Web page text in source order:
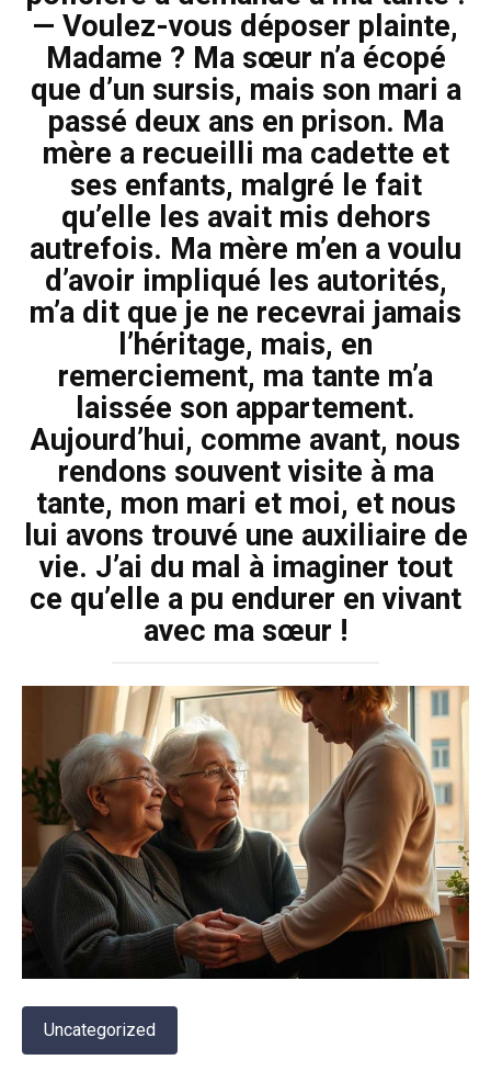
— Voulez-vous déposer plainte,
Madame ? Ma sœur n’a écopé
que d’un sursis, mais son mari a
passé deux ans en prison. Ma
mère a recueilli ma cadette et
ses enfants, malgré le fait
qu’elle les avait mis dehors
autrefois. Ma mère m’en a voulu
d’avoir impliqué les autorités,
m’a dit que je ne recevrai jamais
l’héritage, mais, en
remerciement, ma tante m’a
laissée son appartement.
Aujourd’hui, comme avant, nous
rendons souvent visite à ma
tante, mon mari et moi, et nous
lui avons trouvé une auxiliaire de
vie. J’ai du mal à imaginer tout
ce qu’elle a pu endurer en vivant
avec ma sœur !
Uncategorized